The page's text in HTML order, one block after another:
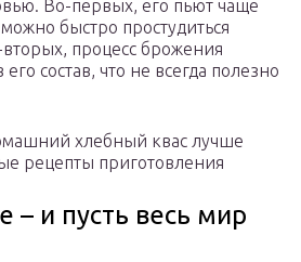
Во-первых, его пьют чаще
быстро простудиться
процесс брожения
состав, что не всегда полезно
хлебный квас лучше
рецепты приготовления
– и пусть весь мир